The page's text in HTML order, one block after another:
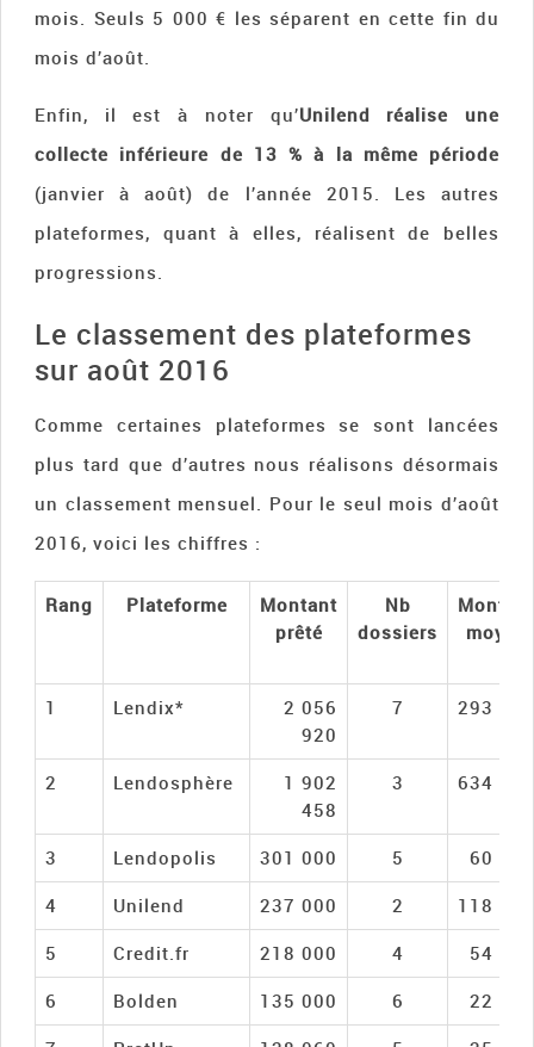
mois. Seuls 5 000 € les séparent en cette fin du
mois d’août.
Enfin, il est à noter qu’Unilend réalise une
collecte inférieure de 13 % à la même période
(janvier à août) de l’année 2015. Les autres
plateformes, quant à elles, réalisent de belles
progressions.
Le classement des plateformes
sur août 2016
Comme certaines plateformes se sont lancées
plus tard que d’autres nous réalisons désormais
un classement mensuel. Pour le seul mois d’août
2016, voici les chiffres :
Rang Plateforme
Montant
prêté
Nb
dossiers
Montant
moyen
1 Lendix*
2 056
920
7 293 846
2 Lendosphère
1 902
458
3 634 153
3 Lendopolis 301 000 5
60 200
4
Unilend 237 000 2
118 500
5
Credit.fr 218 000 4
54 500
6
Bolden 135 000 6
22 500